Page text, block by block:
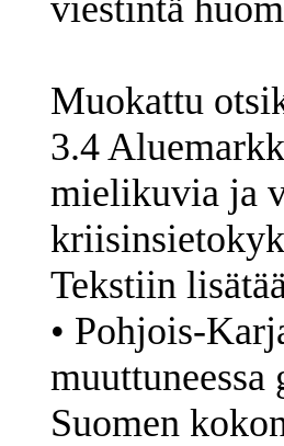
viestintä
Muokattu
3.4
mielikuvia ja
Tekstiin
• Pohjois-
muuttuneessa
Suomen